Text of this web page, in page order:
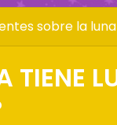
sobre la luna
TIENE